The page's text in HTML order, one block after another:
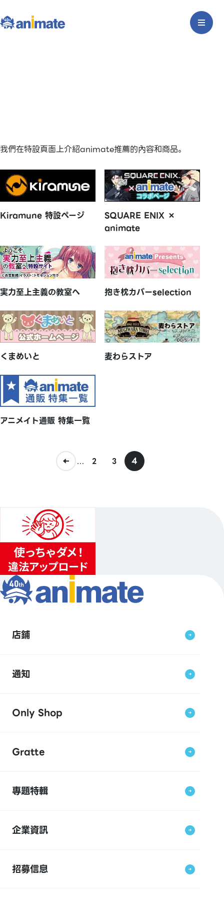
我們在特設頁面上介紹animate推薦的內容和商品。
Kiramune 特設ページ
SQUARE ENIX ×
animate
実力至上主義の教室へ 抱き枕カバーselection
くまめいと 麦わらストア
アニメイト通販 特集一覧
... 2 3 4
店鋪
通知
Only Shop
Gratte
專題特輯
企業資訊
招募信息